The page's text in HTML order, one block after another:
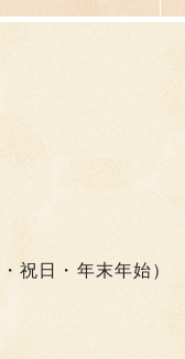
祝日・年末年始）